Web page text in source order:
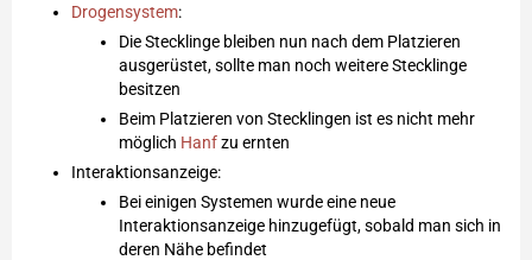
Drogensystem:
Die Stecklinge bleiben nun nach dem Platzieren
ausgerüstet, sollte man noch weitere Stecklinge
besitzen
Beim Platzieren von Stecklingen ist es nicht mehr
möglich Hanfzu ernten
Interaktionsanzeige:
Bei einigen Systemen wurde eine neue
Interaktionsanzeige hinzugefügt, sobald man sich in
deren Nähe befindet